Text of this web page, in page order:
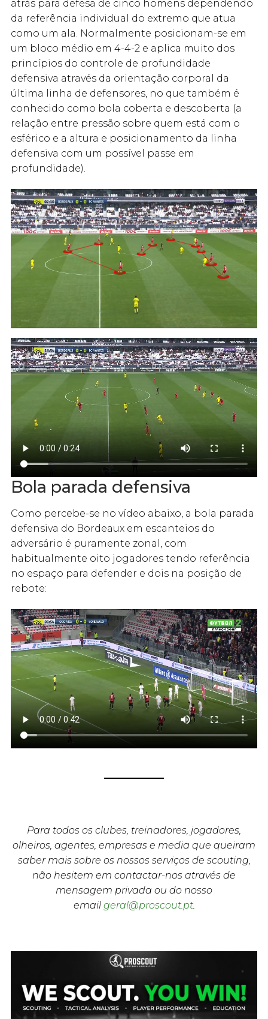
atrás para defesa de cinco homens dependendo
da referência individual do extremo que atua
como um ala. Normalmente posicionam-se em
um bloco médio em 4-4-2 e aplica muito dos
princípios do controle de profundidade
defensiva através da orientação corporal da
última linha de defensores, no que também é
conhecido como bola coberta e descoberta (a
relação entre pressão sobre quem está com o
esférico e a altura e posicionamento da linha
defensiva com um possível passe em
profundidade).
Bola parada defensiva
Como percebe-se no vídeo abaixo, a bola parada
defensiva do Bordeaux em escanteios do
adversário é puramente zonal, com
habitualmente oito jogadores tendo referência
no espaço para defender e dois na posição de
rebote:
Para todos os clubes, treinadores, jogadores,
olheiros, agentes, empresas e media que queiram
saber mais sobre os nossos serviços de scouting,
não hesitem em contactar-nos através de
mensagem privada ou do nosso
email geral@proscout.pt.